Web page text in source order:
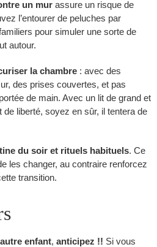
un mur assure un risque de
l’entourer de peluches par
pour simuler une sorte de
autour.
la chambre : avec des
des prises couvertes, et pas
de main. Avec un lit de grand et
liberté, soyez en sûr, il tentera de
du soir et rituels habituels. Ce
les changer, au contraire renforcez
transition.
enfant, anticipez !! Si vous